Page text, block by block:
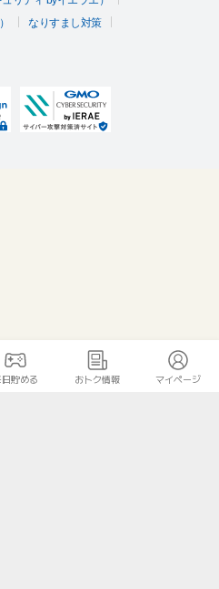
なりすまし対策
貯める おトク情報 マイページ